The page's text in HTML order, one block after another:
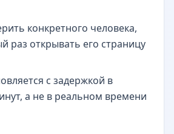
конкретного человека,
раз открывать его страницу
с задержкой в
а не в реальном времени